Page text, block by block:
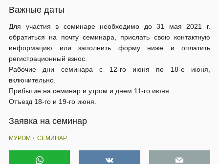
Важные даты
Для участия в семинаре необходимо до 31 мая 2021 г.
обратиться на почту семинара, прислать свою контактную
информацию или заполнить форму ниже и оплатить
регистрационный взнос.
Рабочие дни семинара с 12-го июня по 18-е июня,
включительно.
Прибытие на семинар и утром и днем 11-го июня.
Отъезд 18-го и 19-го июня.
Заявка на семинар
МУРОМ СЕМИНАР